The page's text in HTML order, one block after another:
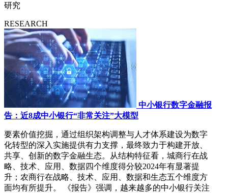
研究
RESEARCH
中小银行数字金融报
告：近8成中小银行“非常关注”大模型
要素价值挖掘，通过组织架构调整与人才体系建设为数字
化转型的深入实施提供有力支撑，最终致力于构建开放、
共享、创新的数字金融生态。从结构特征看，城商行在战
略、技术、应用、数据四个维度得分较2024年有显著提
升；农商行在战略、技术、应用、数据和生态五个维度方
面均有所提升。 《报告》强调，越来越多的中小银行关注